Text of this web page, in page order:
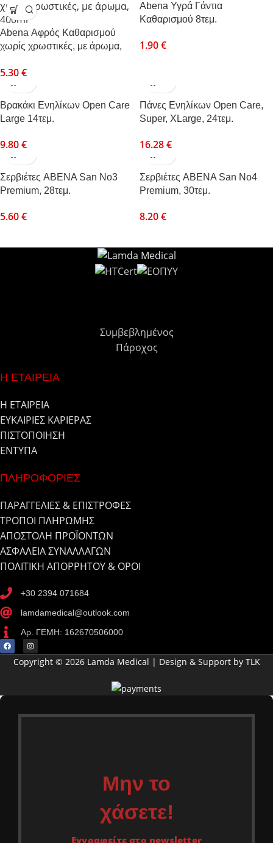
Abena Αφρός Kαθαρισμού
χωρίς χρωστικές, με άρωμα,
5.30€
Abena Υγρά Γάντια
Καθαρισμού 8τεμ.
1.90€
Βρακάκι Ενηλίκων Open Care
Large 14τεμ.
9.80€
Πάνες Ενηλίκων Open Care,
Super, XLarge, 24τεμ.
16.28€
Σερβιέτες ABENA San No3
Premium, 28τεμ.
5.60€
Σερβιέτες ABENA San No4
Premium, 30τεμ.
8.20€
Συμβεβλημένος
Πάροχος
Η ΕΤΑΙΡΕΙΑ
Η ΕΤΑΙΡΕΙΑ
ΕΥΚΑΙΡΙΕΣ ΚΑΡΙΕΡΑΣ
ΠΙΣΤΟΠΟΙΗΣΗ
ΕΝΤΥΠΑ
ΠΛΗΡΟΦΟΡΙΕΣ
ΠΑΡΑΓΓΕΛΙΕΣ & ΕΠΙΣΤΡΟΦΕΣ
ΤΡΟΠΟΙ ΠΛΗΡΩΜΗΣ
ΑΠΟΣΤΟΛΗ ΠΡΟΪΟΝΤΩΝ
ΑΣΦΑΛΕΙΑ ΣΥΝΑΛΛΑΓΩΝ
ΠΟΛΙΤΙΚΗ ΑΠΟΡΡΗΤΟΥ & ΟΡΟΙ
+30 2394 071684
lamdamedical@outlook.com
Αρ. ΓΕΜΗ: 162670506000
Copyright © 2026 Lamda Medical | Design & Support by TLK
Μην το
χάσετε!
Εγγραφείτε στο newsletter